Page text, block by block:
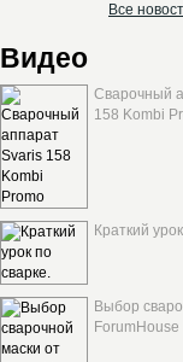
Все
Видео
Сварочный
158 Kombi
Краткий
Выбор
ForumHouse